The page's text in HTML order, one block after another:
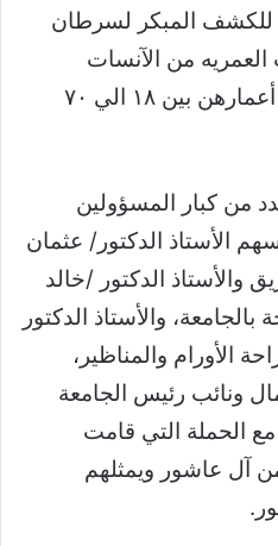
المبكر لسرطان
من الآنسات
والسيدات واللواتي يتراوح أعمارهن بين ١٨ الي ٧٠
من كبار المسؤولين
الأستاذ الدكتور/ عثمان
والأستاذ الدكتور /خالد
والأستاذ الدكتور
الأورام والمناظير،
ونائب رئيس الجامعة
مع الحملة التي قامت
من آل عاشور ويمثلهم